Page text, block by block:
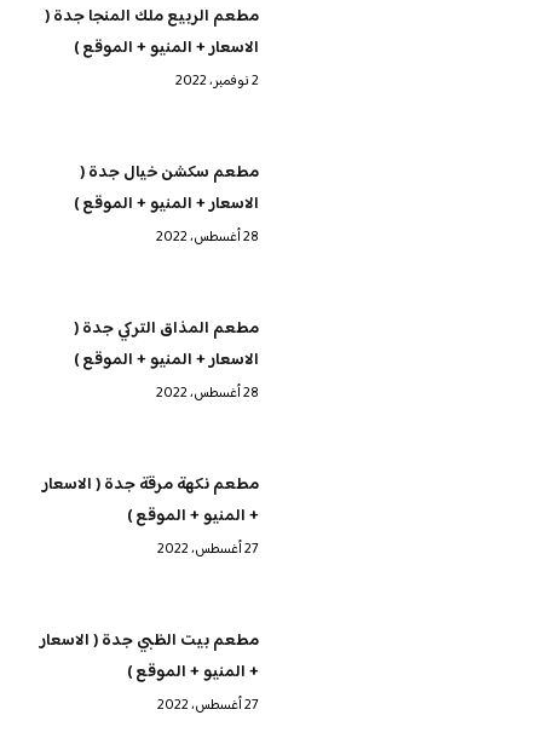
مطعم الربيع ملك المنجا جدة (
الاسعار + المنيو + الموقع )
2 نوفمبر، 2022
مطعم سكشن خيال جدة (
الاسعار + المنيو + الموقع )
28 أغسطس، 2022
مطعم المذاق التركي جدة (
الاسعار + المنيو + الموقع )
28 أغسطس، 2022
مطعم نكهة مرقة جدة ( الاسعار
+ المنيو + الموقع )
27 أغسطس، 2022
مطعم بيت الظبي جدة ( الاسعار
+ المنيو + الموقع )
27 أغسطس، 2022